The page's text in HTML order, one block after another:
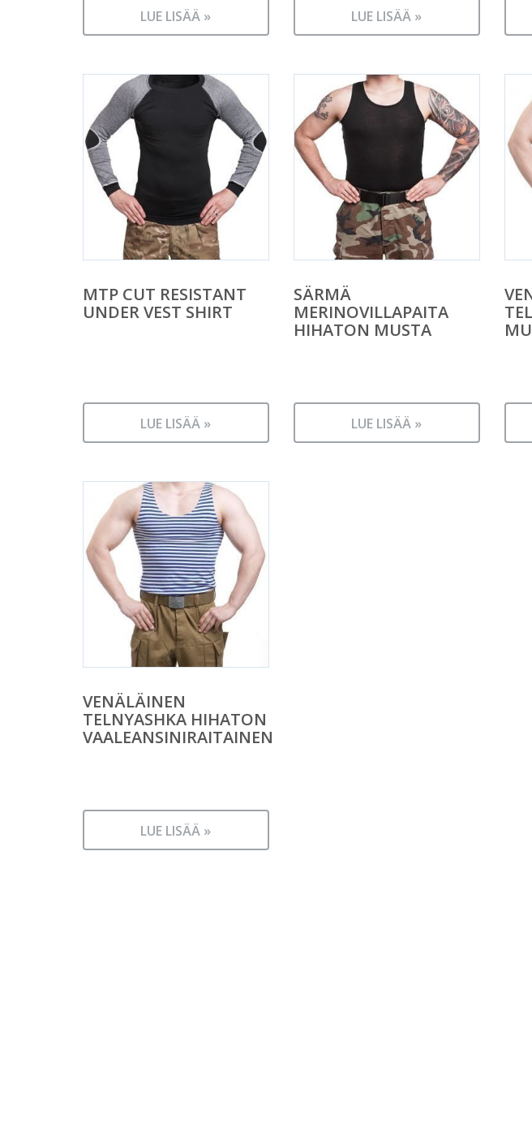
LUE LISÄÄ » LUE LISÄÄ »
MTP CUT RESISTANT
UNDER VEST SHIRT
LUE LISÄÄ »
SÄRMÄ
MERINOVILLAPAITA
HIHATON MUSTA
LUE LISÄÄ »
VENÄLÄINEN
TELNYASHKA HIHATON
VAALEANSINIRAITAINEN
LUE LISÄÄ »